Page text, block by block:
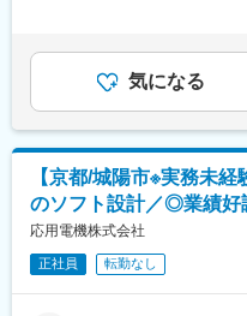
ズを明確にするとともに
ーを活用し、お客様の製
う、上流工程からテスト
く予定です。
■当社の特徴：
・チームプレイを重要視
で局面を乗り越えていく
・最新の技術の開発に携
めのシステムや、自動倉
じて上下する可能性が
記です。気になる
【京都/城陽市※実務未
のソフト設計／◎業績好
応用電機株式会社
正社員 転勤なし